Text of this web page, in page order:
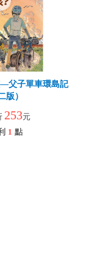
父子單車環島記
版）
253元
1 點